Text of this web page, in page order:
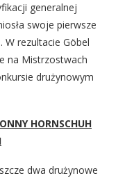
generalnej
swoje pierwsze
W rezultacie Göbel
na Mistrzostwach
drużynowym
HORNSCHUH
dwa drużynowe